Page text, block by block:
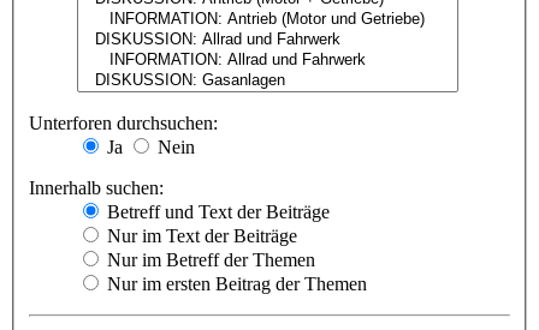
Unterforen durchsuchen:
Ja
Nein
Innerhalb suchen:
Betreff und Text der Beiträge
Nur im Text der Beiträge
Nur im Betreff der Themen
Nur im ersten Beitrag der Themen